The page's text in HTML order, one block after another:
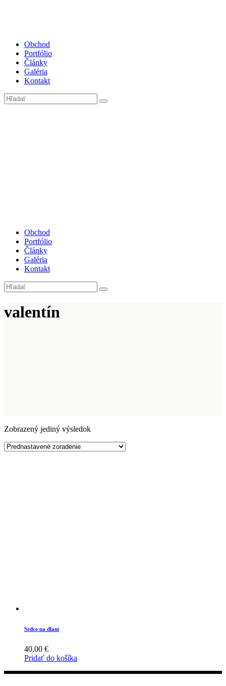
Obchod
Portfólio
Články
Galéria
Kontakt
Obchod
Portfólio
Články
Galéria
Kontakt
valentín
Zobrazený jediný výsledok
Srdce na dlani
40,00 €
Pridať do košíka